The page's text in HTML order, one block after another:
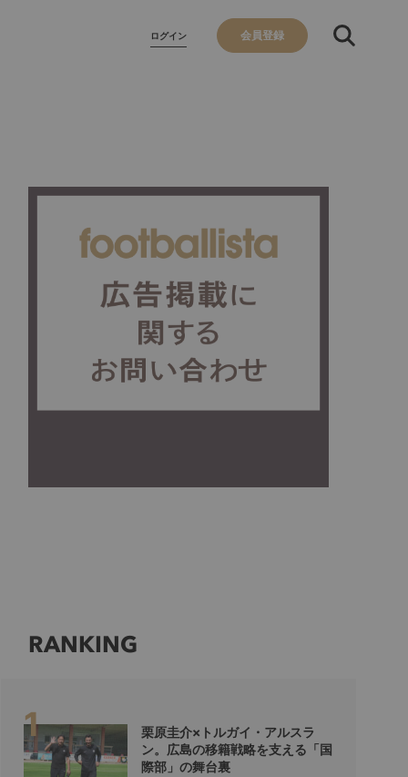
ログイン 会員登録
RANKING
栗原圭介×トルガイ・アルスラ
ン。広島の移籍戦略を支える「国
際部」の舞台裏